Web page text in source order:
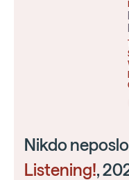
Nikdo
Listening!,